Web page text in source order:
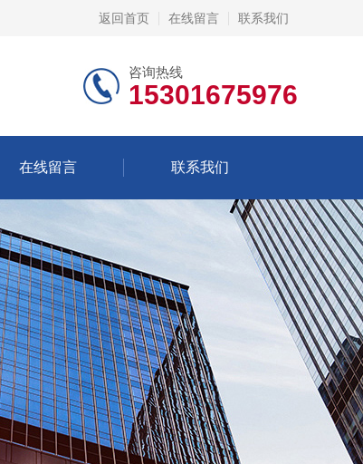
返回首页 在线留言 联系我们
咨询热线
15301675976
在线留言 联系我们